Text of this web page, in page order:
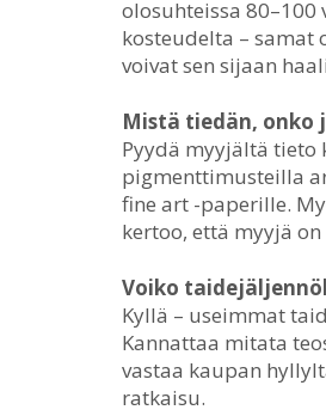
olosuhteissa
kosteudelta – samat
voivat sen sijaan
Mistä tiedän, onko
Pyydä myyjältä tieto
pigmenttimusteilla
fine art -paperille.
kertoo, että myyjä
Voiko
Kyllä – useimmat
Kannattaa mitata
vastaa kaupan
ratkaisu.